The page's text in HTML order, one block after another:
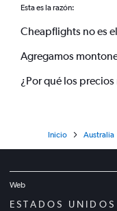
Esta es la razón:
Cheapflights no es
Agregamos
¿Por qué los
Inicio Australia
Web
ESTADOS UNIDOS